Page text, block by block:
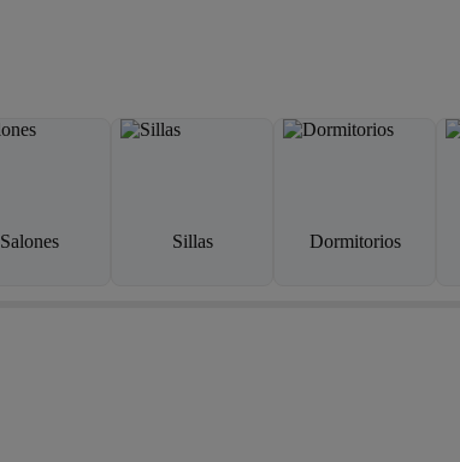
Salones Sillas Dormitorios